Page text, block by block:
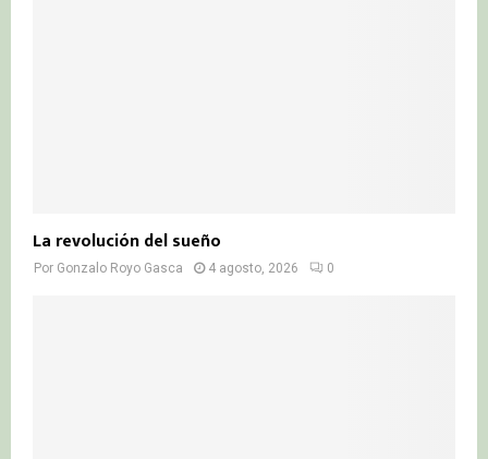
La revolución del sueño
Por Gonzalo Royo Gasca 4 agosto, 2026 0